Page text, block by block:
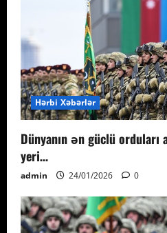
Hərbi Xəbərlər
Dünyanın ən güclü orduları
yeri…
admin 24/01/2026 0